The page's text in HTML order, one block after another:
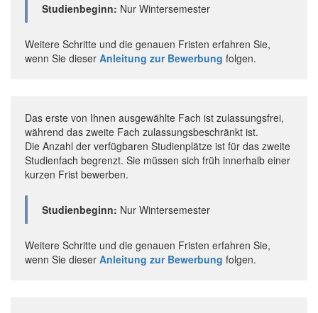
Studienbeginn: Nur Wintersemester
Weitere Schritte und die genauen Fristen erfahren Sie,
wenn Sie dieser Anleitung zur Bewerbung folgen.
Das erste von Ihnen ausgewählte Fach ist zulassungsfrei,
während das zweite Fach zulassungsbeschränkt ist.
Die Anzahl der verfügbaren Studienplätze ist für das zweite
Studienfach begrenzt. Sie müssen sich früh innerhalb einer
kurzen Frist bewerben.
Studienbeginn: Nur Wintersemester
Weitere Schritte und die genauen Fristen erfahren Sie,
wenn Sie dieser Anleitung zur Bewerbung folgen.